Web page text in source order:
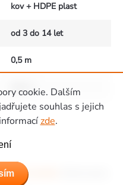
cookie. Dalším
souhlas s jejich
zde.
kov + HDPE plast
od 3 do 14 let
0,5 m
max. 1
hřiště a domečky